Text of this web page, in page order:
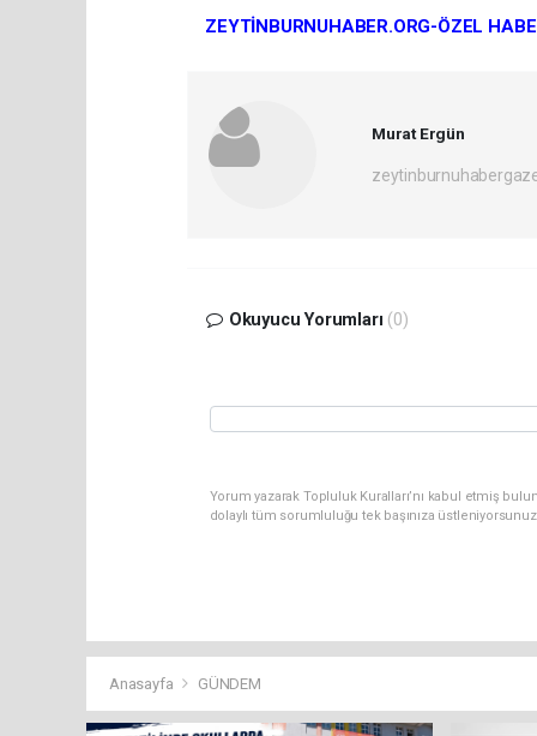
ZEYTİNBURNUHABER.ORG-ÖZEL
Murat Ergün
Okuyucu Yorumları (0)
Yorum yazarak Topluluk Kuralları’nı kabul etmiş
dolaylı tüm sorumluluğu tek başınıza
Anasayfa GÜNDEM